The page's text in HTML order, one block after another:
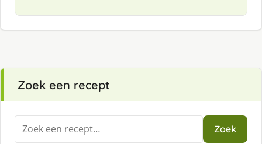
Zoek een recept
Zoeken
naar:
Zoek